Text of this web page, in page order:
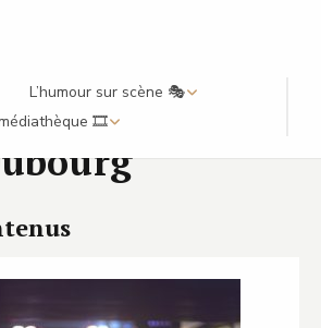
L’humour sur scène 🎭
🎞️